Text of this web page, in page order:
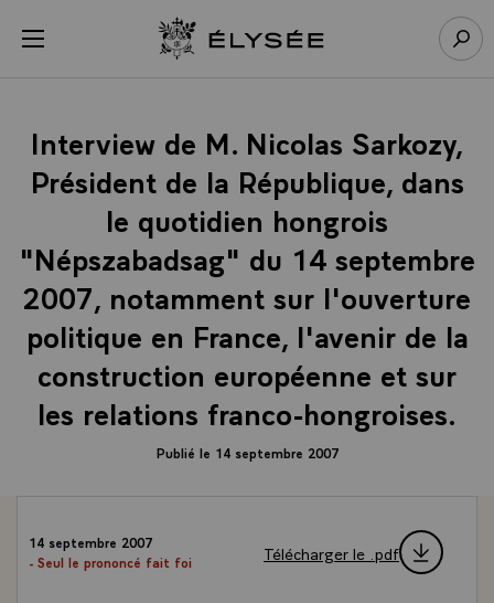
menu Retour à l’accueil Élysée
Interview de M. Nicolas Sarkozy,
Président de la République, dans
le quotidien hongrois
"Népszabadsag" du 14 septembre
2007, notamment sur l'ouverture
politique en France, l'avenir de la
construction européenne et sur
les relations franco-hongroises.
Publié le 14 septembre 2007
14 septembre 2007
- Seul le prononcé fait foi
Télécharger le .pdf
Panneau de gestion des cookies